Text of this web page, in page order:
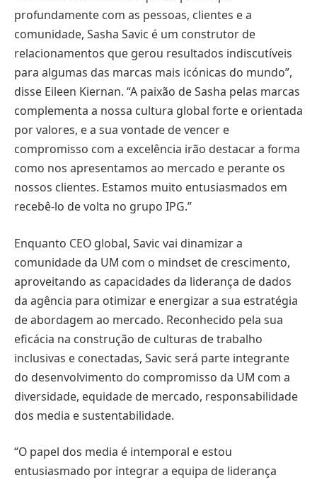
profundamente com as pessoas, clientes e a
comunidade, Sasha Savic é um construtor de
relacionamentos que gerou resultados indiscutíveis
para algumas das marcas mais icónicas do mundo”,
disse Eileen Kiernan. “A paixão de Sasha pelas marcas
complementa a nossa cultura global forte e orientada
por valores, e a sua vontade de vencer e
compromisso com a excelência irão destacar a forma
como nos apresentamos ao mercado e perante os
nossos clientes. Estamos muito entusiasmados em
recebê-lo de volta no grupo IPG.”
Enquanto CEO global, Savic vai dinamizar a
comunidade da UM com o mindset de crescimento,
aproveitando as capacidades da liderança de dados
da agência para otimizar e energizar a sua estratégia
de abordagem ao mercado. Reconhecido pela sua
eficácia na construção de culturas de trabalho
inclusivas e conectadas, Savic será parte integrante
do desenvolvimento do compromisso da UM com a
diversidade, equidade de mercado, responsabilidade
dos media e sustentabilidade.
“O papel dos media é intemporal e estou
entusiasmado por integrar a equipa de liderança